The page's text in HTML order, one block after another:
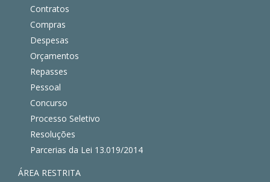
Contratos
Compras
Despesas
Orçamentos
Repasses
Pessoal
Concurso
Processo Seletivo
Resoluções
Parcerias da Lei 13.019/2014
ÁREA RESTRITA